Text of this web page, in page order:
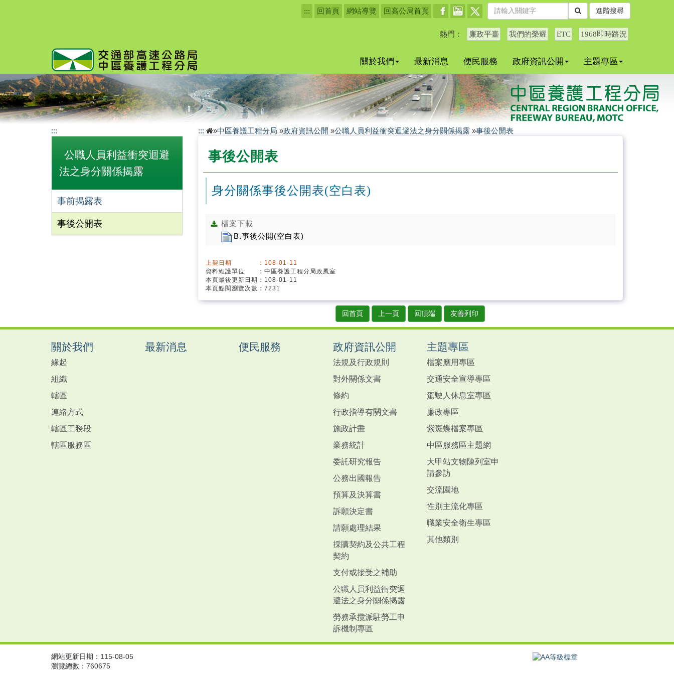
::: 回首頁 網站導覽 回高公局首頁 進階搜尋
熱門： 廉政平臺 我們的榮耀 ETC 1968即時路況
關於我們 最新消息 便民服務 政府資訊公開 主題專區
:::
公職人員利益衝突迴避
法之身分關係揭露
事前揭露表
事後公開表
::: »中區養護工程分局 »政府資訊公開 »公職人員利益衝突迴避法之身分關係揭露»事後公開表
事後公開表
身分關係事後公開表(空白表)
檔案下載
B.事後公開(空白表)
上架日期 ：108-01-11
資料維護單位 ：中區養護工程分局政風室
本頁最後更新日期：108-01-11
本頁點閱瀏覽次數：7231
回首頁 上一頁 回頂端 友善列印
關於我們
緣起
組織
轄區
連絡方式
轄區工務段
轄區服務區
最新消息 便民服務 政府資訊公開
法規及行政規則
對外關係文書
條約
行政指導有關文書
施政計畫
業務統計
委託研究報告
公務出國報告
預算及決算書
訴願決定書
請願處理結果
採購契約及公共工程
契約
支付或接受之補助
公職人員利益衝突迴
避法之身分關係揭露
勞務承攬派駐勞工申
訴機制專區
主題專區
檔案應用專區
交通安全宣導專區
駕駛人休息室專區
廉政專區
紫斑蝶檔案專區
中區服務區主題網
大甲站文物陳列室申
請參訪
交流園地
性別主流化專區
職業安全衛生專區
其他類別
網站更新日期：115-08-05
瀏覽總數：760675